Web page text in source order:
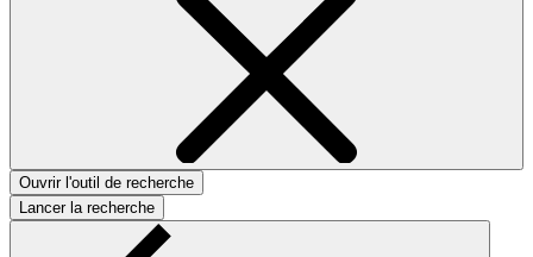
Ouvrir l'outil de recherche
Lancer la recherche